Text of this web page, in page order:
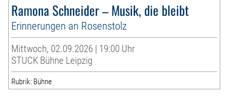
Ramona Schneider – Musik, die bleibt
Erinnerungen an Rosenstolz
Mittwoch, 02.09.2026 | 19:00 Uhr
STUCK Bühne Leipzig
Rubrik: Bühne